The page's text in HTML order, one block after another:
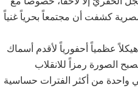
الحفريات المصرية كشفت أن مجتمعاً بحرياً غنياً
عظمياً أحفورياً لأقدم أسماك
الصورة رمزاً للانقلاب
واحدة من أكثر الفترات حساسية